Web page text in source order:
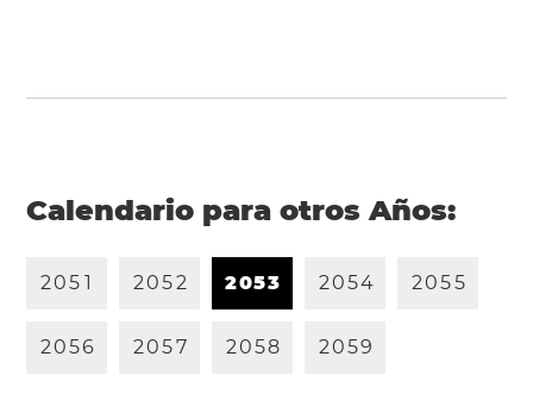
Calendario para otros Años:
205 1 2052 2053 2054 2055
2056 2057 2058 2059